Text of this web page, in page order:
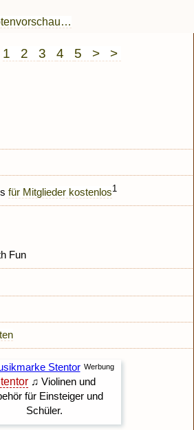
1 2 3 4 5 > >
für Mitglieder kostenlos1
Fun